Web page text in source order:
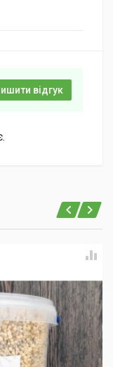
відгук